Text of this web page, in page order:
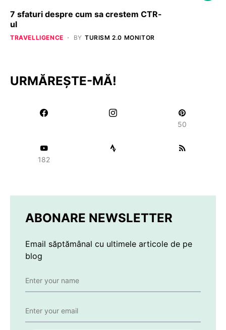
7 sfaturi despre cum sa crestem CTR-
ul
TRAVELLIGENCE BY TURISM 2.0 MONITOR
URMĂREȘTE-MĂ!
50
182
ABONARE NEWSLETTER
Email săptămânal cu ultimele articole de pe
blog